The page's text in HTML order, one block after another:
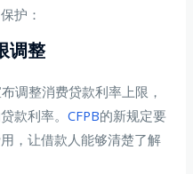
护：
调整
调整消费贷款利率上限，
款利率。CFPB的新规定要
，让借款人能够清楚了解